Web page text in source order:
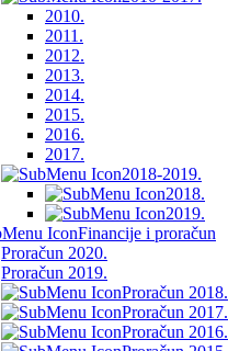
2010.
2011.
2012.
2013.
2014.
2015.
2016.
2017.
2018-2019.
2018.
2019.
Financije i proračun
Proračun 2020.
Proračun 2019.
Proračun 2018.
Proračun 2017.
Proračun 2016.